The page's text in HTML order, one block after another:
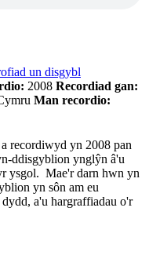
un disgybl
2008 Recordiad gan:
Man recordio:
recordiwyd yn 2008 pan
ddisgyblion ynglŷn â'u
ysgol. Mae'r darn hwn yn
yn sôn am eu
a'u hargraffiadau o'r